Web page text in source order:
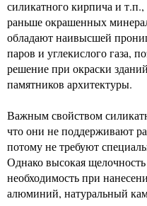
силикатного кирпича и
раньше окрашенных
обладают наивысшей
паров и углекислого газа,
решение при окраски
памятников архитектуры.
Важным свойством
что они не поддерживают
потому не требуют
Однако высокая
необходимость при
алюминий, натуральный